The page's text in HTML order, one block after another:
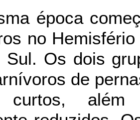
época
no
Sul. Os dois
de
curtos,